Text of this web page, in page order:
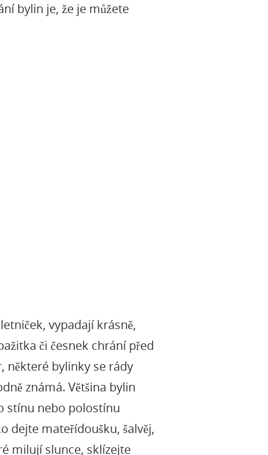
bylin je, že je můžete
vypadají krásně,
či česnek chrání před
některé bylinky se rády
známá. Většina bylin
stínu nebo polostínu
dejte mateřídoušku, šalvěj,
milují slunce, sklízejte